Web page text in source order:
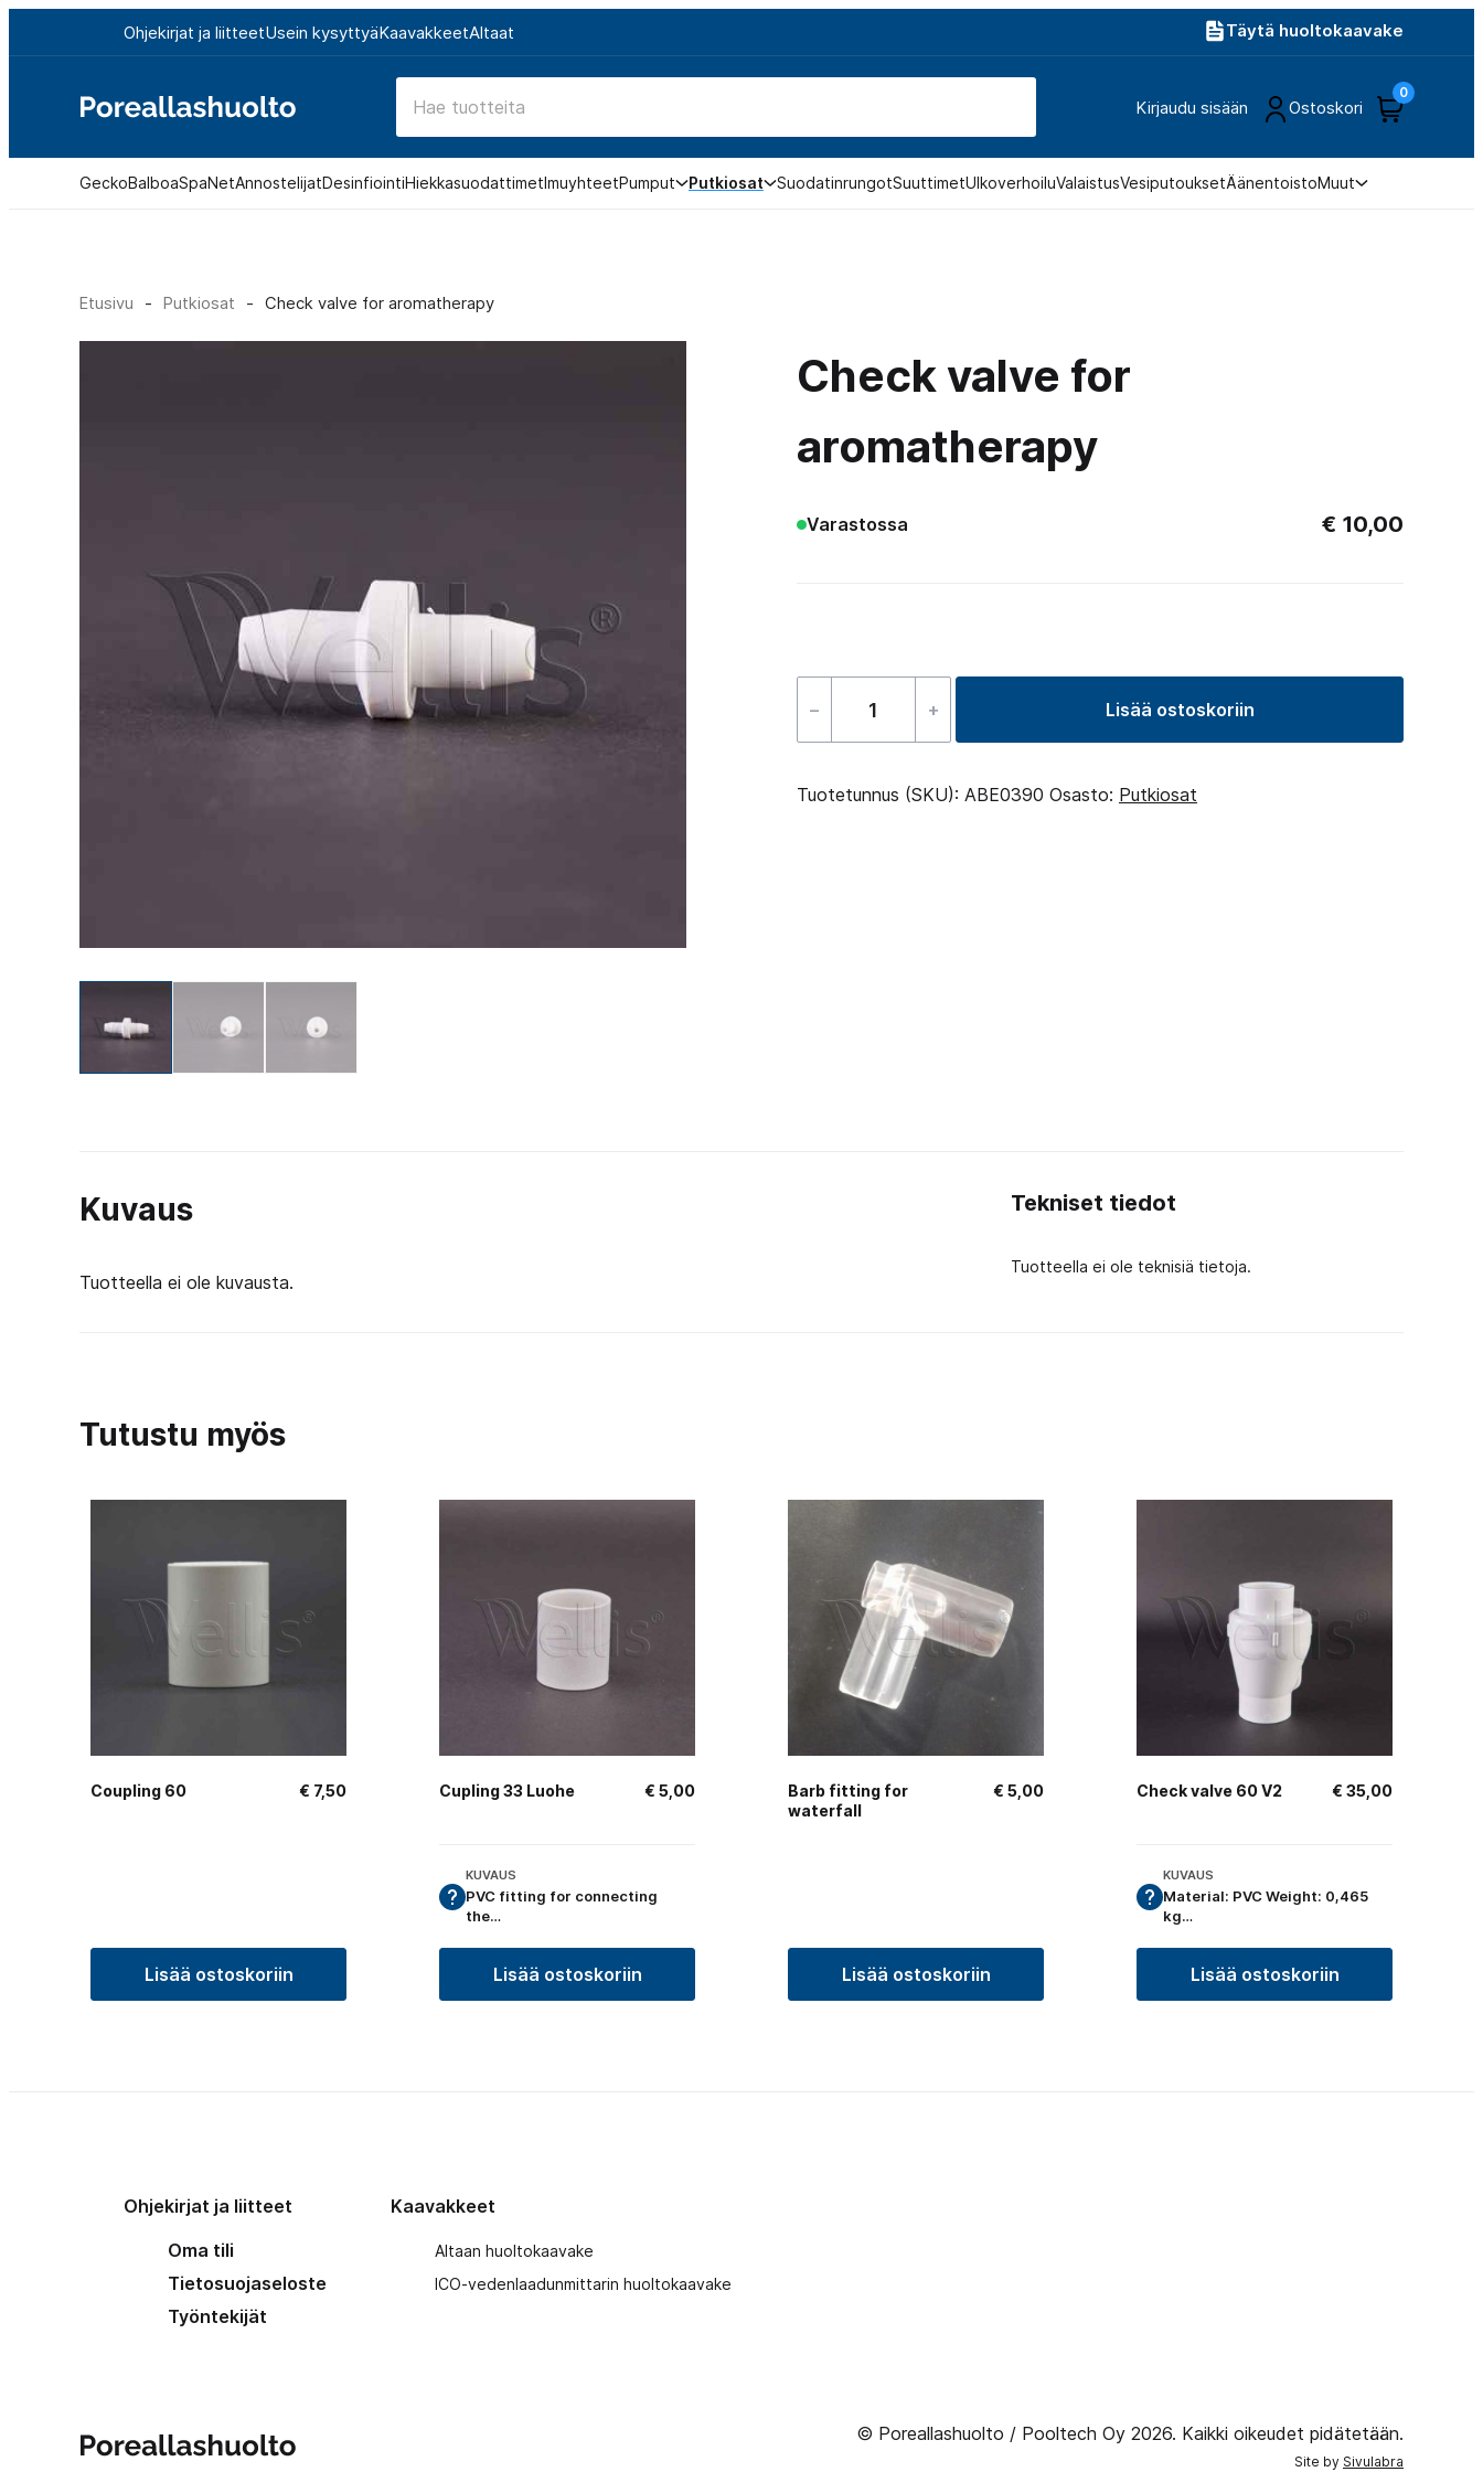
sisältöön
Ohjekirjat ja liitteetUsein kysyttyäKaavakkeetAltaat Täytä huoltokaavake
Poreallashuolto Kirjaudu sisään Ostoskori
0
GeckoBalboaSpaNetAnnostelijatDesinfiointiHiekkasuodattimetImuyhteetPumput Putkiosat SuodatinrungotSuuttimetUlkoverhoiluValaistusVesiputouksetÄänentoistoMuut
Etusivu - Putkiosat - Check valve for aromatherapy
Check valve for
aromatherapy
Varastossa € 10,00
–
Check
for
+ Lisää ostoskoriin
Tuotetunnus (SKU): ABE0390 Osasto: Putkiosat
Kuvaus
Tuotteella ei ole kuvausta.
Tekniset tiedot
Tuotteella ei ole teknisiä tietoja.
Tutustu myös
Coupling 60 € 7,50
Lisää ostoskoriin
Cupling 33 Luohe € 5,00
KUVAUS
PVC fitting for connecting
the…
Lisää ostoskoriin
Barb fitting for
waterfall
€ 5,00
Lisää ostoskoriin
Check valve 60 V2 € 35,00
KUVAUS
Material: PVC Weight: 0,465
kg…
Lisää ostoskoriin
Ohjekirjat ja liitteet
Oma tili
Tietosuojaseloste
Työntekijät
Kaavakkeet
Altaan huoltokaavake
ICO-vedenlaadunmittarin huoltokaavake
Poreallashuolto © Poreallashuolto / Pooltech Oy 2026. Kaikki oikeudet pidätetään.
Site by Sivulabra